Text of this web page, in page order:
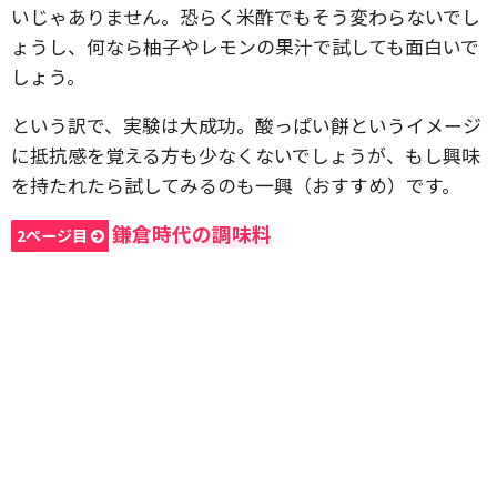
いじゃありません。恐らく米酢でもそう変わらないでし
ょうし、何なら柚子やレモンの果汁で試しても面白いで
しょう。
という訳で、実験は大成功。酸っぱい餅というイメージ
に抵抗感を覚える方も少なくないでしょうが、もし興味
を持たれたら試してみるのも一興（おすすめ）です。
2ページ目 鎌倉時代の調味料